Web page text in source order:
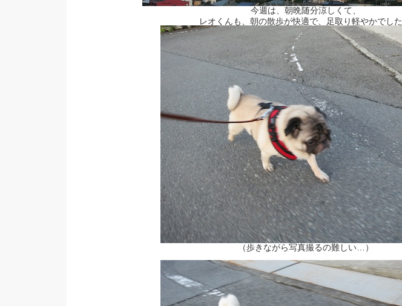
今週は、朝晩随分涼しくて、
レオくんも、朝の散歩が快適で、足取り軽やかでした
（歩きながら写真撮るの難しい…）